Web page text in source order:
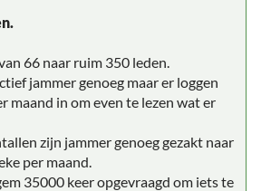
66 naar ruim 350 leden.
jammer genoeg maar er loggen
maand in om even te lezen wat er
zijn jammer genoeg gezakt naar
per maand.
35000 keer opgevraagd om iets te